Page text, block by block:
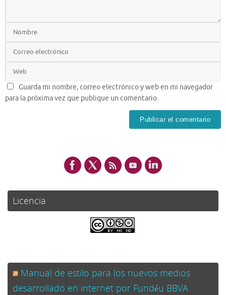
Guarda mi nombre, correo electrónico y web en mi navegador
para la próxima vez que publique un comentario.
Licencia
.
Manual de estilo para los nuevos medios
desarrollado en internet por Fundéu BBVA